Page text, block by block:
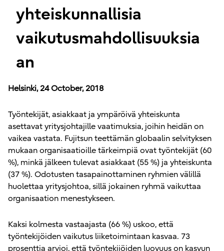
yhteiskunnallisia
vaikutusmahdollisuuksia
an
Helsinki, 24 October, 2018
Työntekijät, asiakkaat ja ympäröivä yhteiskunta
asettavat yritysjohtajille vaatimuksia, joihin heidän on
vaikea vastata. Fujitsun teettämän globaalin selvityksen
mukaan organisaatioille tärkeimpiä ovat työntekijät (60
%), minkä jälkeen tulevat asiakkaat (55 %) ja yhteiskunta
(37 %). Odotusten tasapainottaminen ryhmien välillä
huolettaa yritysjohtoa, sillä jokainen ryhmä vaikuttaa
organisaation menestykseen.
Kaksi kolmesta vastaajasta (66 %) uskoo, että
työntekijöiden vaikutus liiketoimintaan kasvaa. 73
prosenttia arvioi, että työntekijöiden luovuus on kasvun